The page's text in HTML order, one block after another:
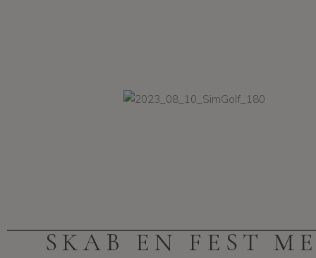
SKAB EN FEST